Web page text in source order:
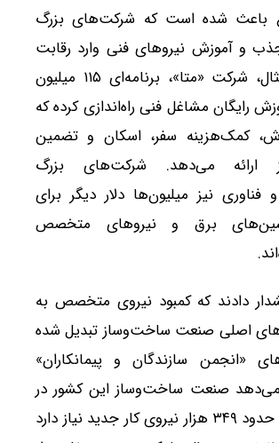
باعث شده است که شرکت‌های بزرگ
و آموزش نیروهای فنی وارد رقابت
شوند. برای مثال، شرکت «متا»، برنامه‌ای ۱۱۵ میلیون
رایگان مشاغل فنی راه‌اندازی کرده که
کمک‌هزینه سفر، اسکان و تضمین
ارائه می‌دهد. شرکت‌های بزرگ
فناوری نیز میلیون‌ها دلار دیگر برای
برق و نیروهای متخصص
دادند که کمبود نیروی متخصص به
اصلی صنعت ساخت‌وساز تبدیل شده
«انجمن سازندگان و پیمانکاران»
می‌دهد صنعت ساخت‌وساز این کشور در
سال جاری، به حدود ۳۴۹ هزار نیروی کار جدید نیاز دارد